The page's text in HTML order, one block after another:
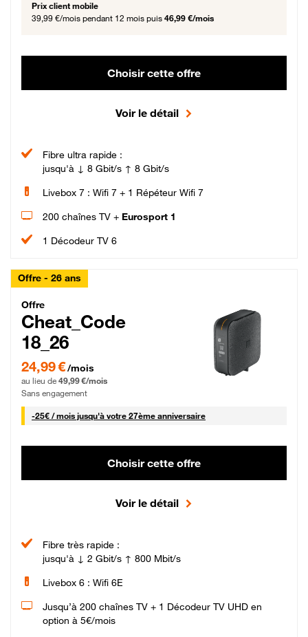
Prix client mobile
39,99 €/mois pendant 12 mois puis 46,99 €/mois
Choisir cette offre
Voir le détail
Fibre ultra rapide :
jusqu'à ↓ 8 Gbit/s ↑ 8 Gbit/s
Livebox 7 : Wifi 7 + 1 Répéteur Wifi 7
200 chaînes TV + Eurosport 1
1 Décodeur TV 6
Offre - 26 ans
Cheat_Code Fibre_18_26
Offre
Cheat_Code
18_26
24,99 € par mois pendant 0 mois puis 49,99 € par mois, Sans engagement
24,99 €/mois
au lieu de 49,99 €/mois
Sans engagement
-25€ / mois25 € par mois
jusqu'à votre 27ème anniversaire
Choisir cette offre
Voir le détail
Fibre très rapide :
jusqu'à ↓ 2 Gbit/s ↑ 800 Mbit/s
Livebox 6 : Wifi 6E
Jusqu’à 200 chaînes TV + 1 Décodeur TV UHD en
option à 5€/mois